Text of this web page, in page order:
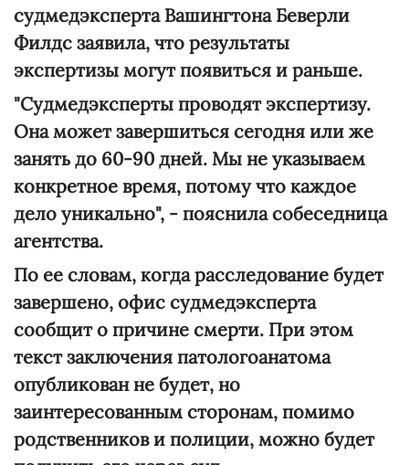
судмедэксперта Вашингтона Беверли
Филдс заявила, что результаты
экспертизы могут появиться и раньше.
"Судмедэксперты проводят экспертизу.
Она может завершиться сегодня или же
занять до 60-90 дней. Мы не указываем
конкретное время, потому что каждое
дело уникально", - пояснила собеседница
агентства.
По ее словам, когда расследование будет
завершено, офис судмедэксперта
сообщит о причине смерти. При этом
текст заключения патологоанатома
опубликован не будет, но
заинтересованным сторонам, помимо
родственников и полиции, можно будет